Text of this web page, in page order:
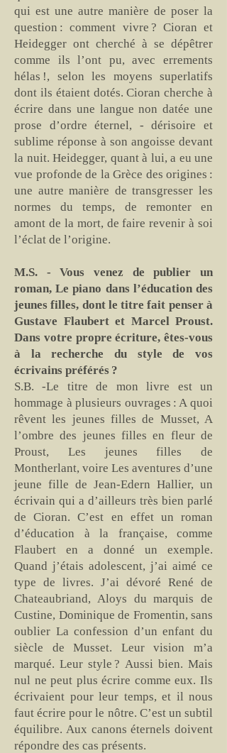
qui est une autre manière de poser la
question : comment vivre ? Cioran et
Heidegger ont cherché à se dépêtrer
comme ils l’ont pu, avec errements
hélas !, selon les moyens superlatifs
dont ils étaient dotés. Cioran cherche à
écrire dans une langue non datée une
prose d’ordre éternel, - dérisoire et
sublime réponse à son angoisse devant
la nuit. Heidegger, quant à lui, a eu une
vue profonde de la Grèce des origines :
une autre manière de transgresser les
normes du temps, de remonter en
amont de la mort, de faire revenir à soi
l’éclat de l’origine.
M.S. - Vous venez de publier un
roman, Le piano dans l’éducation des
jeunes filles, dont le titre fait penser à
Gustave Flaubert et Marcel Proust.
Dans votre propre écriture, êtes-vous
à la recherche du style de vos
écrivains préférés ?
S.B. -Le titre de mon livre est un
hommage à plusieurs ouvrages : A quoi
rêvent les jeunes filles de Musset, A
l’ombre des jeunes filles en fleur de
Proust, Les jeunes filles de
Montherlant, voire Les aventures d’une
jeune fille de Jean-Edern Hallier, un
écrivain qui a d’ailleurs très bien parlé
de Cioran. C’est en effet un roman
d’éducation à la française, comme
Flaubert en a donné un exemple.
Quand j’étais adolescent, j’ai aimé ce
type de livres. J’ai dévoré René de
Chateaubriand, Aloys du marquis de
Custine, Dominique de Fromentin, sans
oublier La confession d’un enfant du
siècle de Musset. Leur vision m’a
marqué. Leur style ? Aussi bien. Mais
nul ne peut plus écrire comme eux. Ils
écrivaient pour leur temps, et il nous
faut écrire pour le nôtre. C’est un subtil
équilibre. Aux canons éternels doivent
répondre des cas présents.